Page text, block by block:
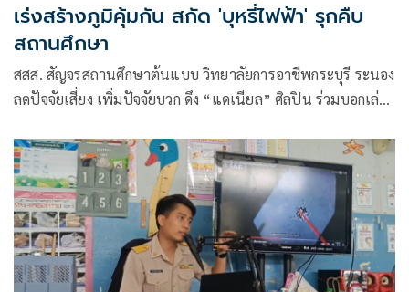
เร่งสร้างภูมิคุ้มกัน สกัด 'บุหรี่ไฟฟ้า' รุกคืบ
สถานศึกษา
สสส. สัญจรสถานศึกษาต้นแบบ วิทยาลัยการอาชีพกระบุรี ระนอง
ลดปัจจัยเสี่ยง เพิ่มปัจจัยบวก ดึง “แดเนียล” ศิลปิน ร่วมบอกเล่า
ห่วงเด็กขาดความอบอุ่น-เอาใจใส่จากครอบครัว สาเหตุสำคัญทำ
เด็กเดินหลงทาง